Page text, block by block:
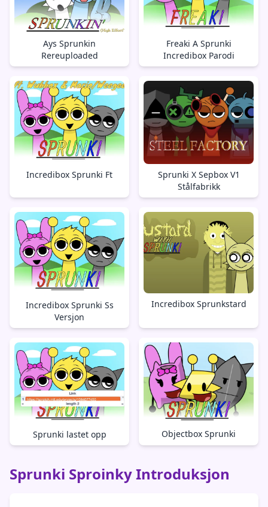
Ays Sprunkin
Rereuploaded
Freaki A Sprunki
Incredibox Parodi
Incredibox Sprunki Ft
Sprunki X Sepbox V1
Stålfabrikk
Incredibox Sprunki Ss
Versjon
Incredibox Sprunkstard
Sprunki lastet opp Objectbox Sprunki
Sprunki Sproinky Introduksjon